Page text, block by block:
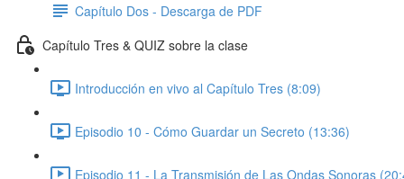
Capítulo Dos - Descarga de PDF
Capítulo Tres & QUIZ sobre la clase
Introducción en vivo al Capítulo Tres (8:09)
Episodio 10 - Cómo Guardar un Secreto (13:36)
Episodio 11 - La Transmisión de Las Ondas Sonoras